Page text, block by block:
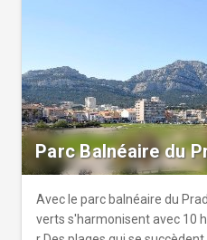
piétonnier le long des
vocation du parc Henri Fabre
promenade.
Parc Balnéaire du
Avec le parc balnéaire du
verts s'harmonisent avec 10